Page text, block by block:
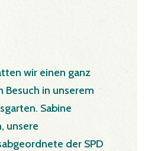
wir einen ganz
Besuch in unserem
Sabine
unsere
der SPD